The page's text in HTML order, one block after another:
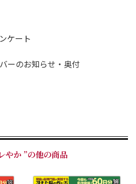
ケート
ーのお知らせ・奥付
やか ”の他の商品